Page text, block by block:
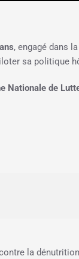
, engagé dans la
sa politique
Nationale de
la